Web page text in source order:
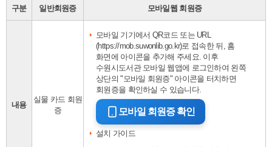
구분 일반회원증 모바일웹 회원증
내용
실물 카드 회원
증
모바일 기기에서 QR코드 또는 URL
(https://mob.suwonlib.go.kr)로 접속한 뒤, 홈
화면에 아이콘을 추가해 주세요. 이후
수원시도서관 모바일 웹앱에 로그인하여 왼쪽
상단의 "모바일 회원증" 아이콘을 터치하면
회원증을 확인하실 수 있습니다.
모바일 회원증 확인
설치 가이드